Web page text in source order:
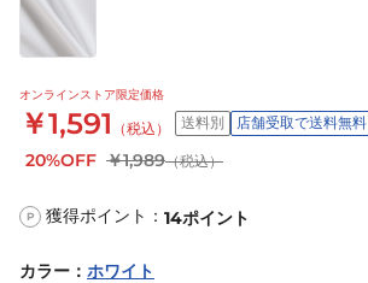
オンラインストア限定価格
￥1,591 （税込） 送料別 店舗受取で送料無料
20%OFF ￥1,989（税込）
P 獲得ポイント： 14ポイント
カラー ： ホワイト